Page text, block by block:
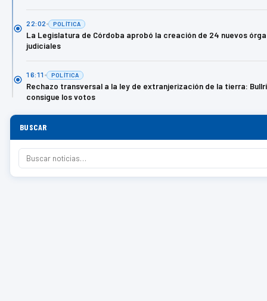
22:02 POLÍTICA
La Legislatura de Córdoba aprobó la creación de 24 nuevos
judiciales
16:11 POLÍTICA
Rechazo transversal a la ley de extranjerización de la tierra:
consigue los votos
BUSCAR